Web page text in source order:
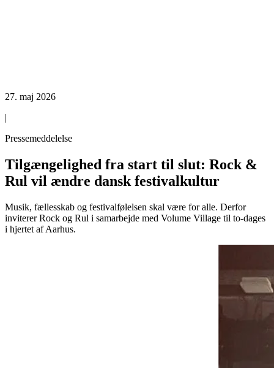
27. maj 2026
|
Pressemeddelelse
Tilgængelighed fra start til slut: Rock &
Rul vil ændre dansk festivalkultur
Musik, fællesskab og festivalfølelsen skal være for alle. Derfor
inviterer Rock og Rul i samarbejde med Volume Village til to-dages
i hjertet af Aarhus.